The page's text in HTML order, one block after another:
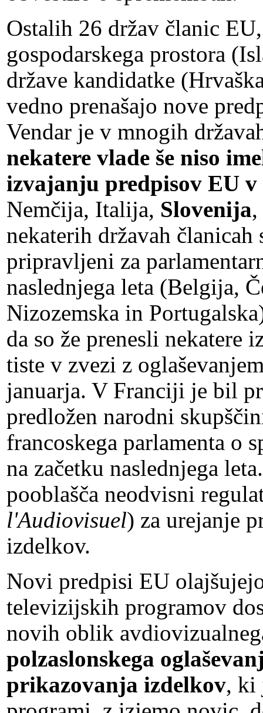
Ostalih 26 držav članic
gospodarskega prostora
države kandidatke
vedno prenašajo nove
Vendar je v mnogih
nekatere vlade še niso
izvajanju predpisov EU
Nemčija, Italija, Slovenija
nekaterih državah
pripravljeni za
naslednjega leta (Belgija,
Nizozemska in
da so že prenesli nekatere
tiste v zvezi z
januarja. V Franciji je bil
predložen narodni
francoskega parlamenta o
na začetku naslednjega
pooblašča neodvisni
l'Audiovisuel) za urejanje
izdelkov.
Novi predpisi EU
televizijskih programov
novih oblik
polzaslonskega
prikazovanja izdelkov, ki